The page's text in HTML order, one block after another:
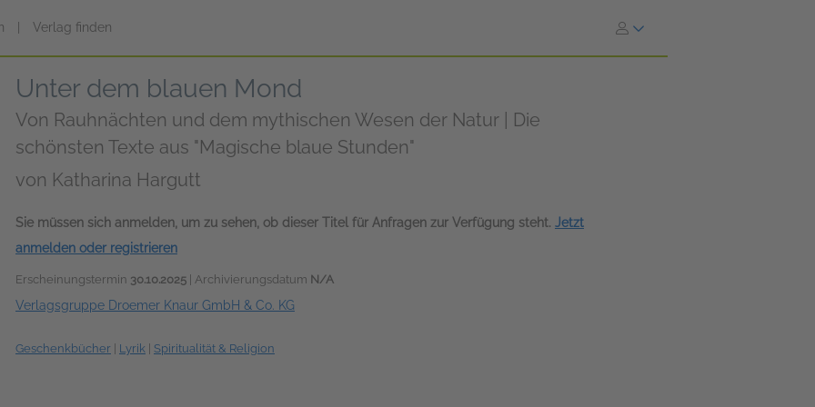
Verlag finden
Unter dem blauen Mond
Von Rauhnächten und dem mythischen Wesen der Natur | Die
schönsten Texte aus "Magische blaue Stunden"
von Katharina Hargutt
Sie müssen sich anmelden, um zu sehen, ob dieser Titel für Anfragen zur Verfügung steht. Jetzt
anmelden oder registrieren
Erscheinungstermin 30.10.2025 | Archivierungsdatum N/A
Verlagsgruppe Droemer Knaur GmbH & Co. KG
Geschenkbücher Lyrik Spiritualität & Religion